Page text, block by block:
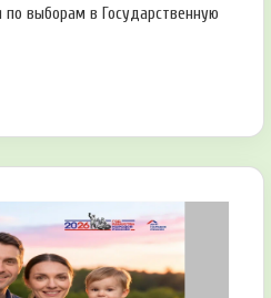
по выборам в Государственную